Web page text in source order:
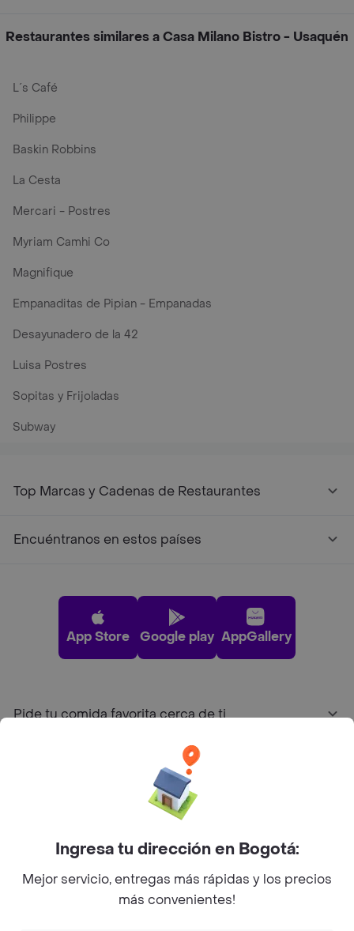
Restaurantes similares a Casa Milano Bistro - Usaquén
L´s Café
Philippe
Baskin Robbins
La Cesta
Mercari - Postres
Myriam Camhi Co
Magnifique
Empanaditas de Pipian - Empanadas
Desayunadero de la 42
Luisa Postres
Sopitas y Frijoladas
Subway
Top Marcas y Cadenas de Restaurantes
Encuéntranos en estos países
App Store Google play AppGallery
Pide tu comida favorita cerca de ti
Sobre Rappi
Facebook
Twitter
Instagram
Ingresa tu dirección en Bogotá:
Mejor servicio, entregas más rápidas y los precios
más convenientes!